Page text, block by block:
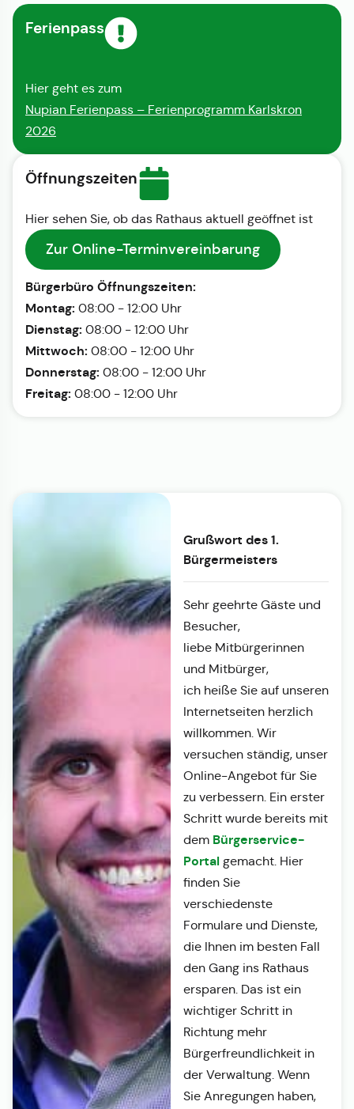
Ferienpass
Hier geht es zum
Nupian Ferienpass – Ferienprogramm Karlskron
2026
Öffnungszeiten
Hier sehen Sie, ob das Rathaus aktuell geöffnet ist
Zur Online-Terminvereinbarung
Bürgerbüro Öffnungszeiten:
Montag: 08:00 - 12:00 Uhr
Dienstag: 08:00 - 12:00 Uhr
Mittwoch: 08:00 - 12:00 Uhr
Donnerstag: 08:00 - 12:00 Uhr
Freitag: 08:00 - 12:00 Uhr
Grußwort des 1.
Bürgermeisters
Sehr geehrte Gäste und
Besucher,
liebe Mitbürgerinnen
und Mitbürger,
ich heiße Sie auf unseren
Internetseiten herzlich
willkommen. Wir
versuchen ständig, unser
Online-Angebot für Sie
zu verbessern. Ein erster
Schritt wurde bereits mit
dem Bürgerservice-
Portalgemacht. Hier
finden Sie
verschiedenste
Formulare und Dienste,
die Ihnen im besten Fall
den Gang ins Rathaus
ersparen. Das ist ein
wichtiger Schritt in
Richtung mehr
Bürgerfreundlichkeit in
der Verwaltung. Wenn
Sie Anregungen haben,